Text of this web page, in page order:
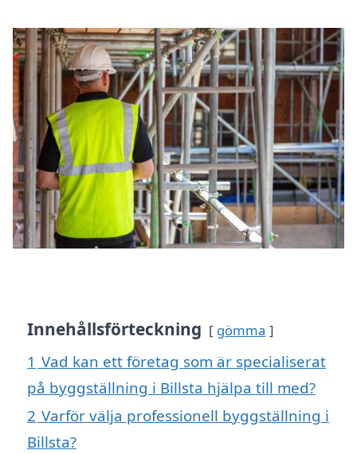
Innehållsförteckning gömma
1 Vad kan ett företag som är specialiserat
på byggställning i Billsta hjälpa till med?
2 Varför välja professionell byggställning i
Billsta?